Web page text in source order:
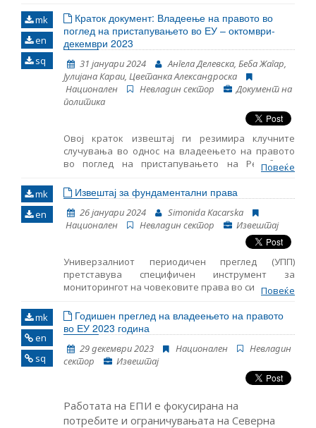
млади правници (МЗМП)1 е објективно да ги
презентира и да ги документира повредите на
човековите права идентификувани во 2023
година од страна на здружението. Овој документ
се фокусира на правната заштита.
mk
en
sq
Краток документ: Владеење на правото во
поглед на пристапувањето во ЕУ – октомври-
декември 2023
31 јануари 2024
Ангела Делевска, Беба Жагар,
Јулијана Караи, Цветанка Александроска
Национален
Невладин сектор
Документ на
политика
Овој краток извештај ги резимира клучните
случувања во однос на владеењето на правото
во поглед на пристапувањето на Република
Северна Македонија во ЕУ за периодот октомври-
декември 2023 година. Во него се дадени
резултатите од следење на основните аспекти за
пристапување во ЕУ, како и главните настани
поврзани со функционирањето на демократските
институции, реформата на јавната
администрација и Поглавјето 23: Судство и
основни права.
Повеќе
mk
en
Извештај за фундаментални права
26 јануари 2024
Simonida Kacarska
Национален
Невладин сектор Извештај
Универзалниот периодичен преглед (УПП)
претставува специфичен инструмент за
мониторингот на човековите права во сите земји-
членки на Обединетите Нации. Нуди можност сите
држави да ги споделат своите дејствија кои ги
преземале да ги подобрат човековите права и да
ги надминат предизвиците во ова поле.
Основната цел на УПП е да ги унапреди
човековите права во секоја земја. УПП е
дизајниран со цел да ја охрабри, поддржи и
прошири промоцијата на човековите права во
практика.
Повеќе
mk
en
sq
Годишен преглед на владеењето на правото
во ЕУ 2023 година
29 декември 2023 Национален
Невладин
сектор
Извештај
Работата на ЕПИ е фокусирана на
потребите и ограничувањата на Северна